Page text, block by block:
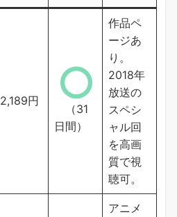
2,189円
（31
日間）
作品ペ
ージあ
り。
2018年
放送の
スペシ
ャル回
を高画
質で視
聴可。
アニメ